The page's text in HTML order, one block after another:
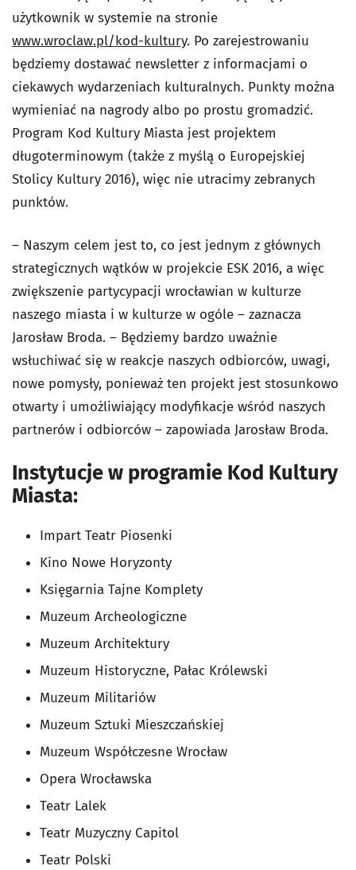
użytkownik w systemie na stronie
www.wroclaw.pl/kod-kultury. Po zarejestrowaniu
będziemy dostawać newsletter z informacjami o
ciekawych wydarzeniach kulturalnych. Punkty można
wymieniać na nagrody albo po prostu gromadzić.
Program Kod Kultury Miasta jest projektem
długoterminowym (także z myślą o Europejskiej
Stolicy Kultury 2016), więc nie utracimy zebranych
punktów.
– Naszym celem jest to, co jest jednym z głównych
strategicznych wątków w projekcie ESK 2016, a więc
zwiększenie partycypacji wrocławian w kulturze
naszego miasta i w kulturze w ogóle – zaznacza
Jarosław Broda. – Będziemy bardzo uważnie
wsłuchiwać się w reakcje naszych odbiorców, uwagi,
nowe pomysły, ponieważ ten projekt jest stosunkowo
otwarty i umożliwiający modyfikacje wśród naszych
partnerów i odbiorców – zapowiada Jarosław Broda.
Instytucje w programie Kod Kultury
Miasta:
Impart Teatr Piosenki
Kino Nowe Horyzonty
Księgarnia Tajne Komplety
Muzeum Archeologiczne
Muzeum Architektury
Muzeum Historyczne, Pałac Królewski
Muzeum Militariów
Muzeum Sztuki Mieszczańskiej
Muzeum Współczesne Wrocław
Opera Wrocławska
Teatr Lalek
Teatr Muzyczny Capitol
Teatr Polski